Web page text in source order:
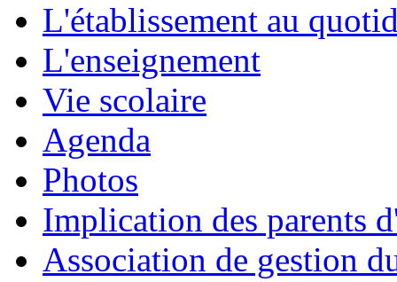
L'établissement au
L'enseignement
Vie scolaire
Agenda
Photos
Implication des parents
Association de gestion